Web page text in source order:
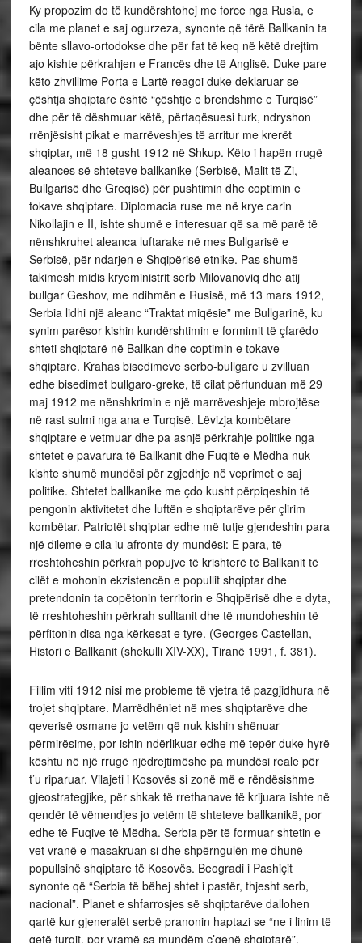
Ky propozim do të kundërshtohej me force nga Rusia, e
cila me planet e saj ogurzeza, synonte që tërë Ballkanin ta
bënte sllavo-ortodokse dhe për fat të keq në këtë drejtim
ajo kishte përkrahjen e Francës dhe të Anglisë. Duke pare
këto zhvillime Porta e Lartë reagoi duke deklaruar se
çështja shqiptare është “çështje e brendshme e Turqisë”
dhe për të dëshmuar këtë, përfaqësuesi turk, ndryshon
rrënjësisht pikat e marrëveshjes të arritur me krerët
shqiptar, më 18 gusht 1912 në Shkup. Këto i hapën rrugë
aleances së shteteve ballkanike (Serbisë, Malit të Zi,
Bullgarisë dhe Greqisë) për pushtimin dhe coptimin e
tokave shqiptare. Diplomacia ruse me në krye carin
Nikollajin e II, ishte shumë e interesuar që sa më parë të
nënshkruhet aleanca luftarake në mes Bullgarisë e
Serbisë, për ndarjen e Shqipërisë etnike. Pas shumë
takimesh midis kryeministrit serb Milovanoviq dhe atij
bullgar Geshov, me ndihmën e Rusisë, më 13 mars 1912,
Serbia lidhi një aleanc “Traktat miqësie” me Bullgarinë, ku
synim parësor kishin kundërshtimin e formimit të çfarëdo
shteti shqiptarë në Ballkan dhe coptimin e tokave
shqiptare. Krahas bisedimeve serbo-bullgare u zvilluan
edhe bisedimet bullgaro-greke, të cilat përfunduan më 29
maj 1912 me nënshkrimin e një marrëveshjeje mbrojtëse
në rast sulmi nga ana e Turqisë. Lëvizja kombëtare
shqiptare e vetmuar dhe pa asnjë përkrahje politike nga
shtetet e pavarura të Ballkanit dhe Fuqitë e Mëdha nuk
kishte shumë mundësi për zgjedhje në veprimet e saj
politike. Shtetet ballkanike me çdo kusht përpiqeshin të
pengonin aktivitetet dhe luftën e shqiptarëve për çlirim
kombëtar. Patriotët shqiptar edhe më tutje gjendeshin para
një dileme e cila iu afronte dy mundësi: E para, të
rreshtoheshin përkrah popujve të krishterë të Ballkanit të
cilët e mohonin ekzistencën e popullit shqiptar dhe
pretendonin ta copëtonin territorin e Shqipërisë dhe e dyta,
të rreshtoheshin përkrah sulltanit dhe të mundoheshin të
përfitonin disa nga kërkesat e tyre. (Georges Castellan,
Histori e Ballkanit (shekulli XIV-XX), Tiranë 1991, f. 381).
Fillim viti 1912 nisi me probleme të vjetra të pazgjidhura në
trojet shqiptare. Marrëdhëniet në mes shqiptarëve dhe
qeverisë osmane jo vetëm që nuk kishin shënuar
përmirësime, por ishin ndërlikuar edhe më tepër duke hyrë
kështu në një rrugë njëdrejtimëshe pa mundësi reale për
t’u riparuar. Vilajeti i Kosovës si zonë më e rëndësishme
gjeostrategjike, për shkak të rrethanave të krijuara ishte në
qendër të vëmendjes jo vetëm të shteteve ballkanikë, por
edhe të Fuqive të Mëdha. Serbia për të formuar shtetin e
vet vranë e masakruan si dhe shpërngulën me dhunë
popullsinë shqiptare të Kosovës. Beogradi i Pashiçit
synonte që “Serbia të bëhej shtet i pastër, thjesht serb,
nacional”. Planet e shfarrosjes së shqiptarëve dallohen
qartë kur gjeneralët serbë pranonin haptazi se “ne i linim të
qetë turqit, por vramë sa mundëm ç’qenë shqiptarë”.